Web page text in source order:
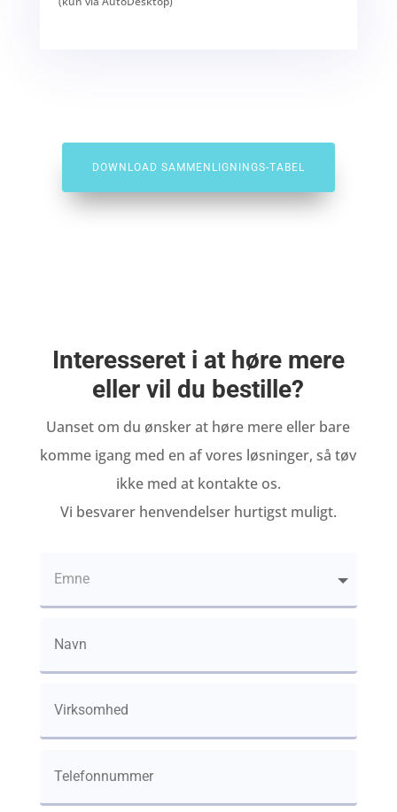
DOWNLOAD SAMMENLIGNINGS-TABEL
Interesseret i at høre mere
eller vil du bestille?
Uanset om du ønsker at høre mere eller bare
komme igang med en af vores løsninger, så tøv
ikke med at kontakte os.
Vi besvarer henvendelser hurtigst muligt.